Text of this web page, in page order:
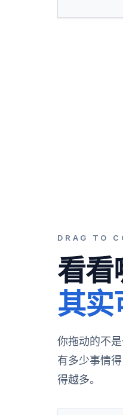
DRAG TO
看看
其实
你拖动的不
有多少事情
得越多。